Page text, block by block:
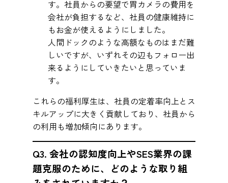
す。社員からの要望で胃カメラの費用を
会社が負担するなど、社員の健康維持に
もお金が使えるようにしました。
人間ドックのような高額なものはまだ難
しいですが、いずれその辺もフォロー出
来るようにしていきたいと思っていま
す。
これらの福利厚生は、社員の定着率向上とス
キルアップに大きく貢献しており、社員から
の利用も増加傾向にあります。
Q3. 会社の認知度向上やSES業界の課
題克服のために、どのような取り組